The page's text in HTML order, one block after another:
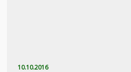
10.10.2016